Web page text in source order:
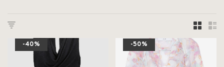
-40% -50%